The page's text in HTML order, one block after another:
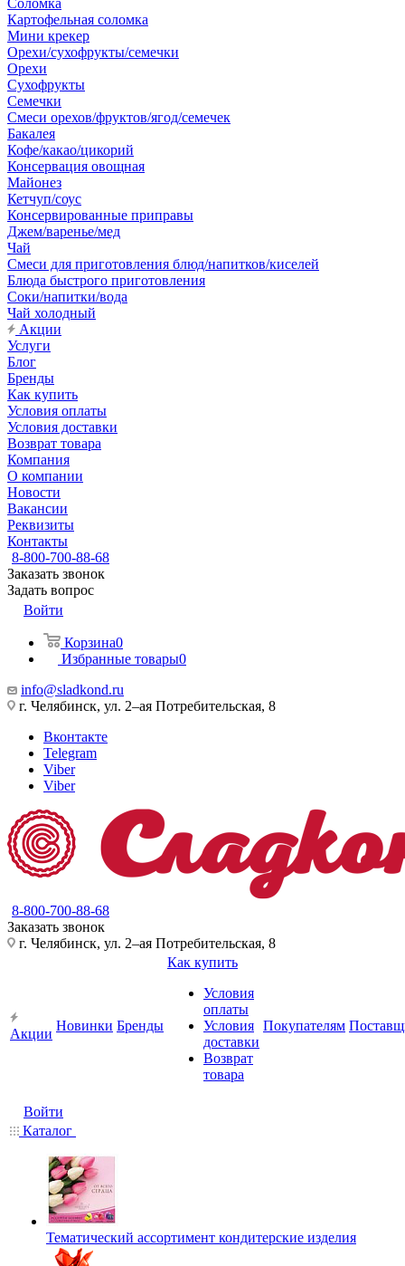
Соломка
Картофельная соломка
Мини крекер
Орехи/сухофрукты/семечки
Орехи
Сухофрукты
Семечки
Смеси орехов/фруктов/ягод/семечек
Бакалея
Кофе/какао/цикорий
Консервация овощная
Майонез
Кетчуп/соус
Консервированные приправы
Джем/варенье/мед
Чай
Смеси для приготовления блюд/напитков/киселей
Блюда быстрого приготовления
Соки/напитки/вода
Чай холодный
Акции
Услуги
Блог
Бренды
Как купить
Условия оплаты
Условия доставки
Возврат товара
Компания
О компании
Новости
Вакансии
Реквизиты
Контакты
8-800-700-88-68
Заказать звонок
Задать вопрос
Войти
Корзина0
Избранные товары0
info@sladkond.ru
г. Челябинск, ул. 2–ая Потребительская, 8
Вконтакте
Telegram
Viber
Viber
8-800-700-88-68
Заказать звонок
г. Челябинск, ул. 2–ая Потребительская, 8
Акции
Новинки Бренды
Как купить
Условия
оплаты
Условия
доставки
Возврат
товара
Покупателям
Войти
Каталог
Тематический ассортимент кондитерские изделия